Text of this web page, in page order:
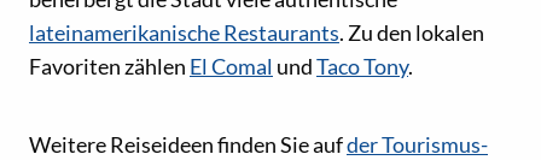
lateinamerikanische Restaurants. Zu den lokalen
Favoriten zählen El Comal undTaco Tony.
Social-Media-Links
Weitere Reiseideen finden Sie aufder Tourismus-